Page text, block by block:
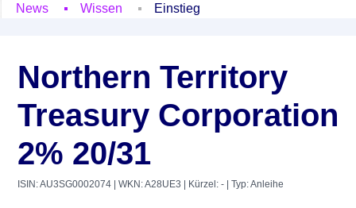
News
Wissen Einstieg
Northern Territory
Treasury Corporation
2% 20/31
ISIN: AU3SG0002074 | WKN: A28UE3 | Kürzel: - | Typ: Anleihe